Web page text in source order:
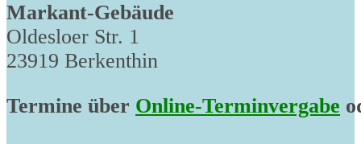
Markant-Gebäude
Oldesloer Str. 1
23919 Berkenthin
Termine über Online-Terminvergabe